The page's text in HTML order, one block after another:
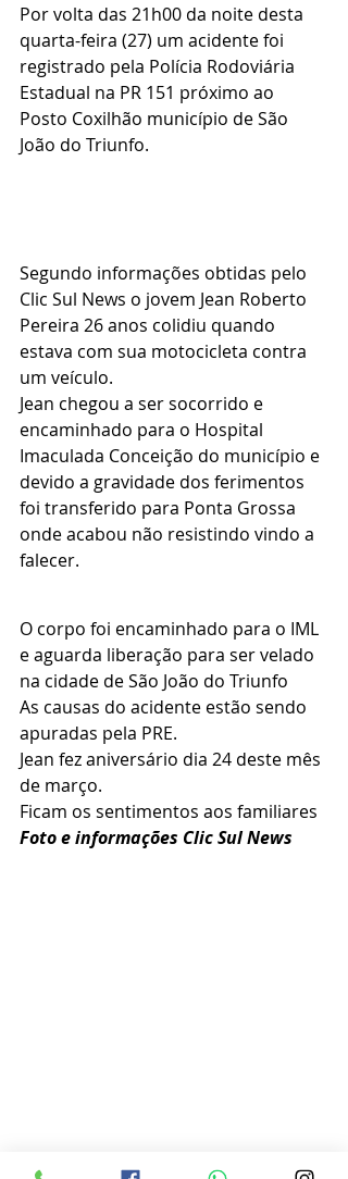
Por volta das 21h00 da noite desta
quarta-feira (27) um acidente foi
registrado pela Polícia Rodoviária
Estadual na PR 151 próximo ao
Posto Coxilhão município de São
João do Triunfo.
Segundo informações obtidas pelo
Clic Sul News o jovem Jean Roberto
Pereira 26 anos colidiu quando
estava com sua motocicleta contra
um veículo.
Jean chegou a ser socorrido e
encaminhado para o Hospital
Imaculada Conceição do município e
devido a gravidade dos ferimentos
foi transferido para Ponta Grossa
onde acabou não resistindo vindo a
falecer.
O corpo foi encaminhado para o IML
e aguarda liberação para ser velado
na cidade de São João do Triunfo
As causas do acidente estão sendo
apuradas pela PRE.
Jean fez aniversário dia 24 deste mês
de março.
Ficam os sentimentos aos familiares
Foto e informações Clic Sul News